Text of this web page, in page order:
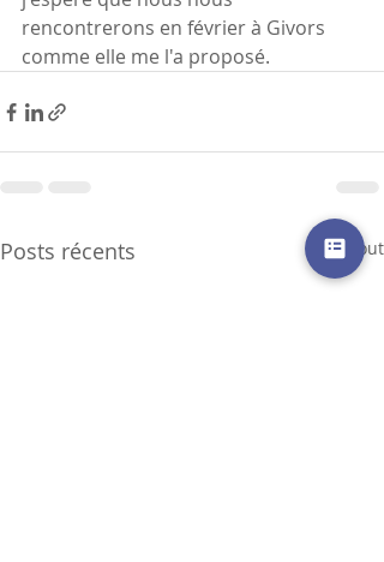
rencontrerons en février à Givors
comme elle me l'a proposé.
Posts récents Voir tout